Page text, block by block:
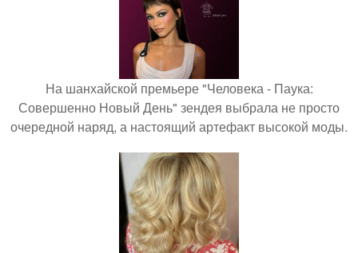
На шанхайской премьере "Человека - Паука:
Совершенно Новый День" зендея выбрала не просто
очередной наряд, а настоящий артефакт высокой моды.